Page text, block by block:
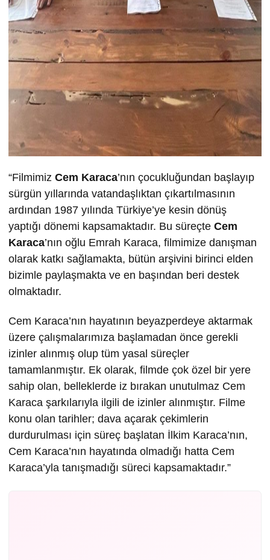
“Filmimiz Cem Karaca’nın çocukluğundan başlayıp
sürgün yıllarında vatandaşlıktan çıkartılmasının
ardından 1987 yılında Türkiye’ye kesin dönüş
yaptığı dönemi kapsamaktadır. Bu süreçte Cem
Karaca’nın oğlu Emrah Karaca, filmimize danışman
olarak katkı sağlamakta, bütün arşivini birinci elden
bizimle paylaşmakta ve en başından beri destek
olmaktadır.
Cem Karaca’nın hayatının beyazperdeye aktarmak
üzere çalışmalarımıza başlamadan önce gerekli
izinler alınmış olup tüm yasal süreçler
tamamlanmıştır. Ek olarak, filmde çok özel bir yere
sahip olan, belleklerde iz bırakan unutulmaz Cem
Karaca şarkılarıyla ilgili de izinler alınmıştır. Filme
konu olan tarihler; dava açarak çekimlerin
durdurulması için süreç başlatan İlkim Karaca’nın,
Cem Karaca’nın hayatında olmadığı hatta Cem
Karaca’yla tanışmadığı süreci kapsamaktadır.”